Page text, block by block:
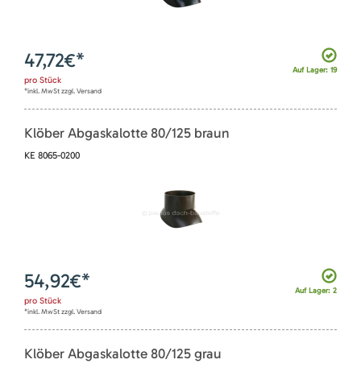
Auf Lager: 19
47,72€*
pro Stück
*inkl. MwSt zzgl. Versand
Klöber Abgaskalotte 80/125 braun
KE 8065-0200
Auf Lager: 2
54,92€*
pro Stück
*inkl. MwSt zzgl. Versand
Klöber Abgaskalotte 80/125 grau